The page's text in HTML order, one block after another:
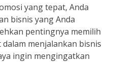
yang tepat, Anda
bisnis yang Anda
pentingnya memilih
menjalankan bisnis
ingin mengingatkan